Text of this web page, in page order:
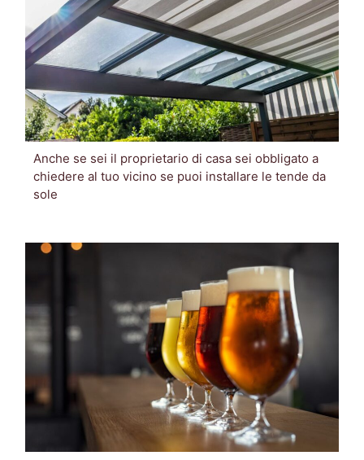
Anche se sei il proprietario di casa sei obbligato a
chiedere al tuo vicino se puoi installare le tende da
sole